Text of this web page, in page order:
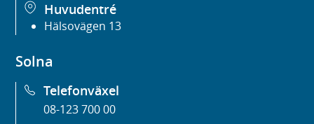
Huvudentré
Hälsovägen 13
Solna
Telefonväxel
08-123 700 00